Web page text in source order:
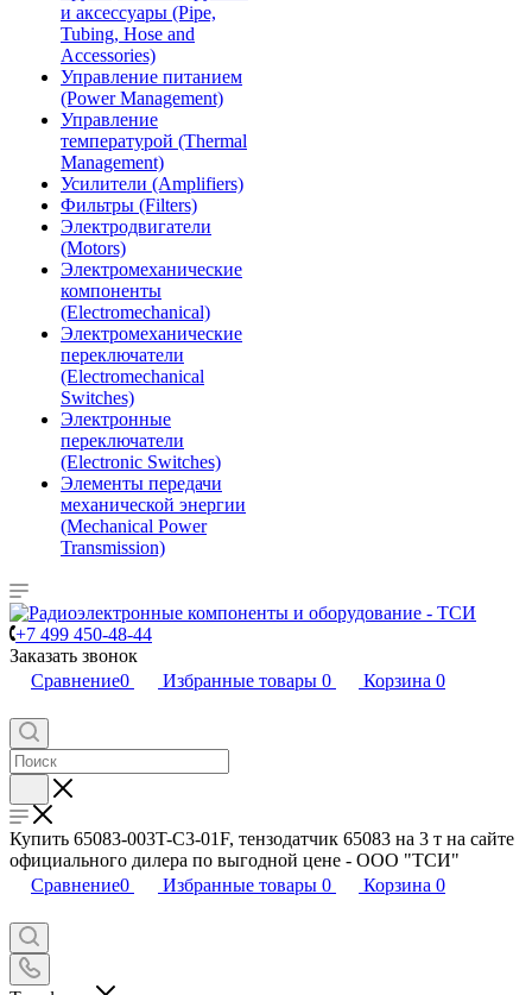
и аксессуары (Pipe,
Tubing, Hose and
Accessories)
Управление питанием
(Power Management)
Управление
температурой (Thermal
Management)
Усилители (Amplifiers)
Фильтры (Filters)
Электродвигатели
(Motors)
Электромеханические
компоненты
(Electromechanical)
Электромеханические
переключатели
(Electromechanical
Switches)
Электронные
переключатели
(Electronic Switches)
Элементы передачи
механической энергии
(Mechanical Power
Transmission)
+7 499 450-48-44
Заказать звонок
Сравнение0 Избранные товары 0 Корзина 0
Купить 65083-003T-C3-01F, тензодатчик 65083 на 3 т на сайте
официального дилера по выгодной цене - ООО "ТСИ"
Сравнение0 Избранные товары 0 Корзина 0